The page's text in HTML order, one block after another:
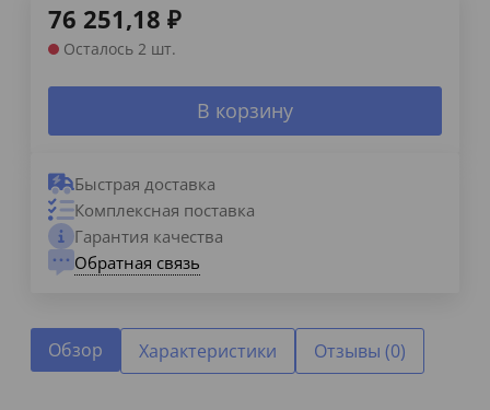
76 251,18 ₽
Осталось 2 шт.
В корзину
Быстрая доставка
Комплексная поставка
Гарантия качества
Обратная связь
Обзор Характеристики Отзывы (0)